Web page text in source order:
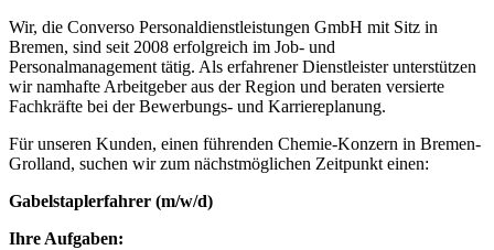
Wir, die Converso Personaldienstleistungen GmbH mit Sitz in
Bremen, sind seit 2008 erfolgreich im Job- und
Personalmanagement tätig. Als erfahrener Dienstleister unterstützen
wir namhafte Arbeitgeber aus der Region und beraten versierte
Fachkräfte bei der Bewerbungs- und Karriereplanung.
Für unseren Kunden, einen führenden Chemie-Konzern in Bremen-
Grolland, suchen wir zum nächstmöglichen Zeitpunkt einen:
Gabelstaplerfahrer (m/w/d)
Ihre Aufgaben: